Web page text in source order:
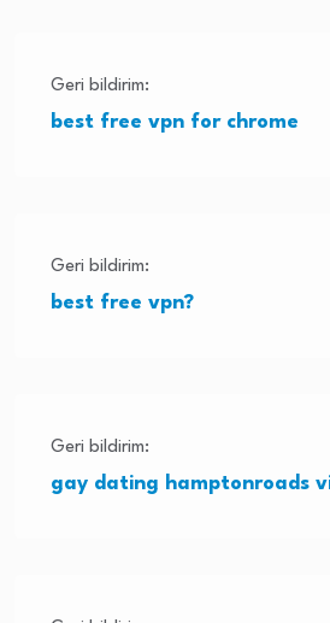
Geri bildirim:
best free vpn for chrome
Geri bildirim:
best free vpn?
Geri bildirim:
gay dating hamptonroads